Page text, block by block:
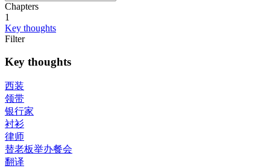
Chapters
1
Key thoughts
Filter
Key thoughts
西装
领带
银行家
衬衫
律师
替老板举办餐会
翻译